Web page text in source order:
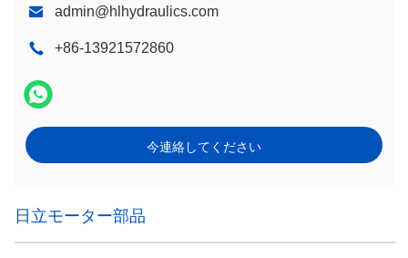
admin@hlhydraulics.com
+86-13921572860
今連絡してください
日立モーター部品